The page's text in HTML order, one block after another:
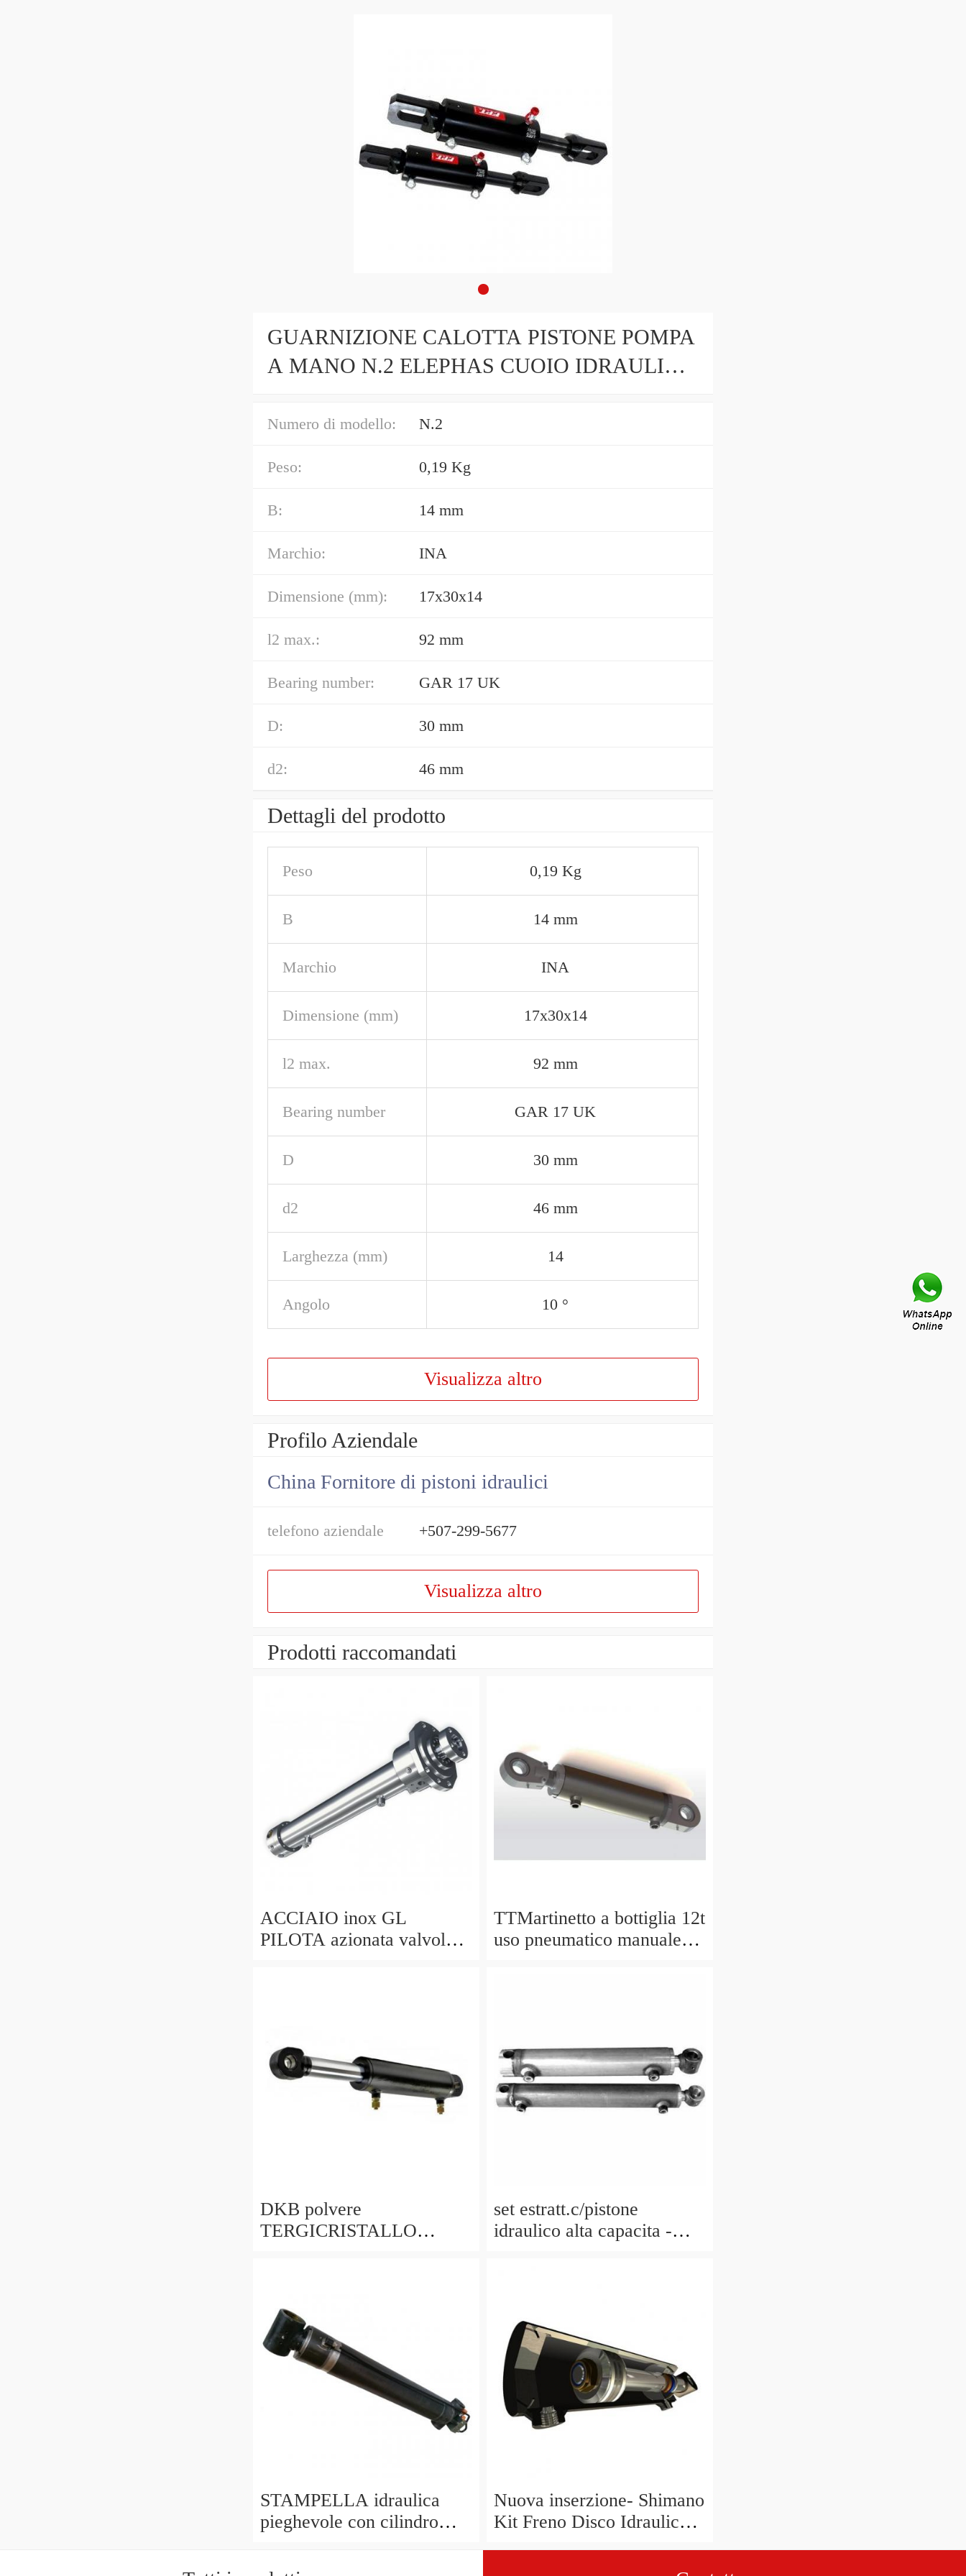
GUARNIZIONE CALOTTA PISTONE POMPA
A MANO N.2 ELEPHAS CUOIO IDRAULICA
Numero di modello: N.2
Peso: 0,19 Kg
B: 14 mm
Marchio: INA
Dimensione (mm): 17x30x14
l2 max.: 92 mm
Bearing number: GAR 17 UK
D: 30 mm
d2: 46 mm
Dettagli del prodotto
Peso 0,19 Kg
B 14 mm
Marchio INA
Dimensione (mm) 17x30x14
l2 max. 92 mm
Bearing number GAR 17 UK
D 30 mm
d2 46 mm
Larghezza (mm) 14
Angolo 10 °
Visualizza altro
Profilo Aziendale
China Fornitore di pistoni idraulici
telefono aziendale +507-299-5677
Visualizza altro
Prodotti raccomandati
ACCIAIO inox GL
PILOTA azionata valvola
TTMartinetto a bottiglia 12t
uso pneumatico manuale
DKB polvere
TERGICRISTALLO
set estratt.c/pistone
idraulico alta capacita -
STAMPELLA idraulica
pieghevole con cilindro
Nuova inserzione- Shimano
Kit Freno Disco Idraulico